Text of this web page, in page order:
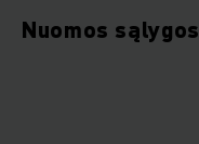
Nuomos sąlygos